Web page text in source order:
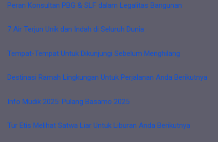
Peran Konsultan PBG & SLF dalam Legalitas Bangunan
7 Air Terjun Unik dan Indah di Seluruh Dunia
Tempat-Tempat Untuk Dikunjungi Sebelum Menghilang
Destinasi Ramah Lingkungan Untuk Perjalanan Anda Berikutnya
Info Mudik 2025: Pulang Basamo 2025
Tur Etis Melihat Satwa Liar Untuk Liburan Anda Berikutnya